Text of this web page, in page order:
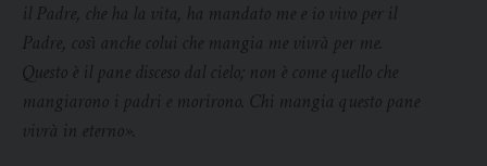
il Padre, che ha la vita, ha mandato me e io vivo per il
Padre, così anche colui che mangia me vivrà per me.
Questo è il pane disceso dal cielo; non è come quello che
mangiarono i padri e morirono. Chi mangia questo pane
vivrà in eterno».